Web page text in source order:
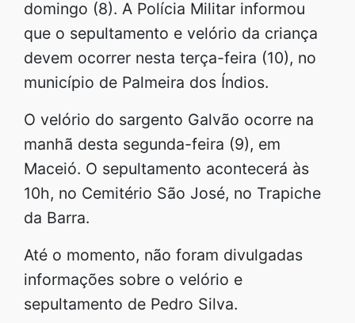
domingo (8). A Polícia Militar informou
que o sepultamento e velório da criança
devem ocorrer nesta terça-feira (10), no
município de Palmeira dos Índios.
O velório do sargento Galvão ocorre na
manhã desta segunda-feira (9), em
Maceió. O sepultamento acontecerá às
10h, no Cemitério São José, no Trapiche
da Barra.
Até o momento, não foram divulgadas
informações sobre o velório e
sepultamento de Pedro Silva.